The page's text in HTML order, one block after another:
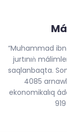
“Muhammad
jurtınıǹ
saqlanbaqta.
4085
ekonomikalıq